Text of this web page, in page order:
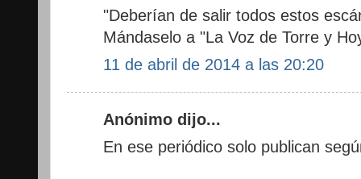
"Deberían de salir todos estos
Mándaselo a "La Voz de Torre y
11 de abril de 2014 a las 20:20
Anónimo dijo...
En ese periódico solo publican